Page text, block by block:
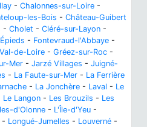
- Chalonnes-sur-Loire -
les-Bois - Château-Guibert
- Cholet - Cléré-sur-Layon -
Épieds - Fontevraud-l'Abbaye -
de-Loire - Gréez-sur-Roc -
Mer - Jarzé Villages - Juigné-
- La Faute-sur-Mer - La Ferrière
- La Jonchère - Laval - Le
Le Langon - Les Brouzils - Les
d'Olonne - L'Île-d'Yeu -
- Longué-Jumelles - Louverné -